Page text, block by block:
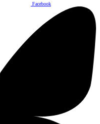
Facebook